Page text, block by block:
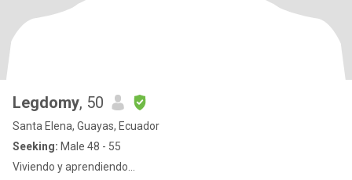
Legdomy, 50
Santa Elena, Guayas, Ecuador
Seeking: Male 48 - 55
Viviendo y aprendiendo...